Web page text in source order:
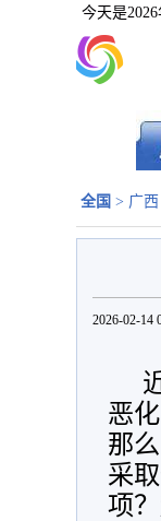
今天是
全国 > 广西
2026-02-14
恶
那
采
项